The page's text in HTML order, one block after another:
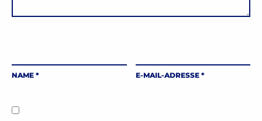
NAME * E-MAIL-ADRESSE *